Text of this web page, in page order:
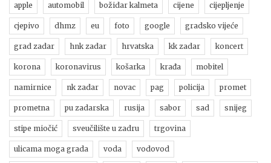
apple automobil božidar kalmeta cijene cijepljenje
cjepivo dhmz eu foto google gradsko vijeće
grad zadar hnk zadar hrvatska kk zadar koncert
korona koronavirus košarka krađa mobitel
namirnice nk zadar novac pag policija promet
prometna pu zadarska rusija sabor sad snijeg
stipe miočić sveučilište u zadru trgovina
ulicama moga grada voda vodovod